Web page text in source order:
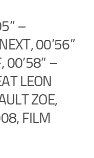
–
00’56”
00’58” –
LEON
ZOE,
FILM